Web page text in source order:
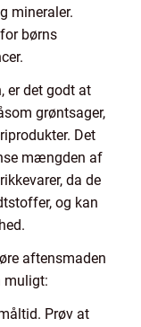
mineraler.
børns
er det godt at
grøntsager,
Det
mængden af
da de
og kan
aftensmaden
muligt:
Prøv at